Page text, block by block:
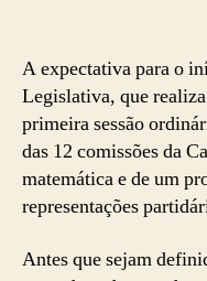
A expectativa para o
Legislativa, que
primeira sessão
das 12 comissões da
matemática e de um
representações
Antes que sejam